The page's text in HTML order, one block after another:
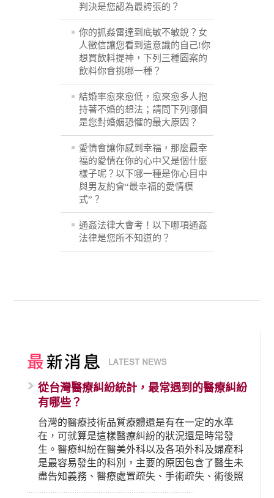
判決是您認為最誇張的？
你的抓姦雷達到底敏不敏銳？女
人徵信讓您看到遣意識的自己!你
想買飲料提神，下列三種圖案的
飲料你會挑哪一種？
結婚率愈來愈低，愈來愈多人抱
持著不婚的想法；請問下列哪個
是您對婚姻恐懼的最大原因？
愛情會讓你感到幸福，那麼最幸
福的愛情在你的心中又是個什麼
樣子呢？以下哪一種是你心目中
與男友約會“最幸福的愛情模
式”？
通姦法律大會考！以下哪項通姦
法律是您所不知道的？
從台灣醫療糾紛統計，最常遇到的醫療糾紛
有哪些？
台灣的醫療技術品質療體還是有在一定的水準
在，可就算是這樣醫療糾紛的狀況還是時常發
生。醫療糾紛在醫美外科以及各項外科及婦產科
是最容易發生的科別，主要的原因包含了醫生未
盡告知義務、醫療處置疏失、手術疏失、術後照
顧失當、醫療費用的收取。雖然醫學進步，但醫